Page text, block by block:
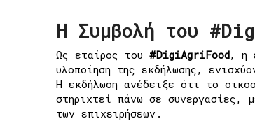
Η Συμβολή του
Ως εταίρος του #DigiAgriFood, η
υλοποίηση της εκδήλωσης,
Η εκδήλωση ανέδειξε ότι το
στηριχτεί πάνω σε συνεργασίες,
των επιχειρήσεων.